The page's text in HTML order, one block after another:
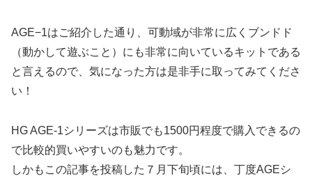
AGE−1はご紹介した通り、可動域が非常に広くブンドド
（動かして遊ぶこと）にも非常に向いているキットである
と言えるので、気になった方は是非手に取ってみてくださ
い！
HG AGE-1シリーズは市販でも1500円程度で購入できるの
で比較的買いやすいのも魅力です。
しかもこの記事を投稿した７月下旬頃には、丁度AGEシ